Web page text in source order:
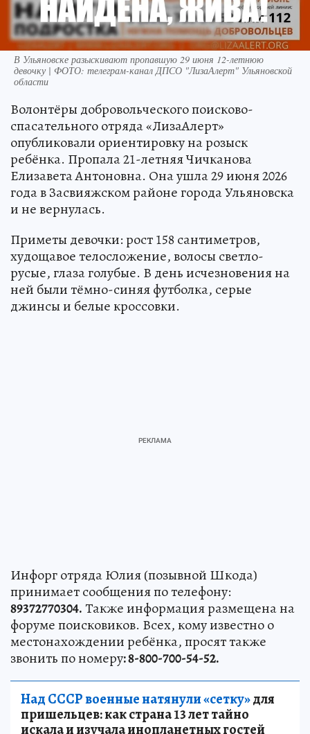
В Ульяновске разыскивают пропавшую 29 июня 12-летнюю
девочку | ФОТО: телеграм-канал ДПСО "ЛизаАлерт" Ульяновской
области
Волонтёры добровольческого поисково-
спасательного отряда «ЛизаАлерт»
опубликовали ориентировку на розыск
ребёнка. Пропала 21-летняя Чичканова
Елизавета Антоновна. Она ушла 29 июня 2026
года в Засвияжском районе города Ульяновска
и не вернулась.
Приметы девочки: рост 158 сантиметров,
худощавое телосложение, волосы светло-
русые, глаза голубые. В день исчезновения на
ней были тёмно-синяя футболка, серые
джинсы и белые кроссовки.
Инфорг отряда Юлия (позывной Шкода)
принимает сообщения по телефону:
89372770304.Также информация размещена на
форуме поисковиков. Всех, кому известно о
местонахождении ребёнка, просят также
звонить по номеру: 8-800-700-54-52.
Над СССР военные натянули «сетку»для
пришельцев: как страна 13 лет тайно
искала и изучала инопланетных гостей